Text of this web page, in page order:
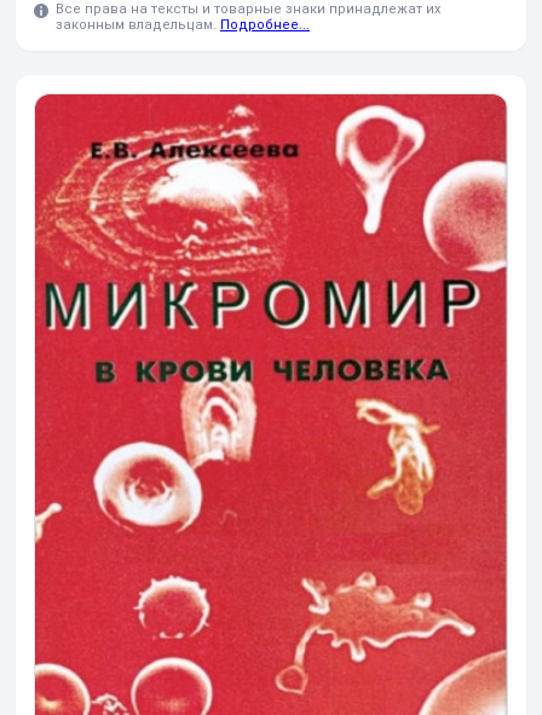
Все права на тексты и товарные знаки принадлежат их
законным владельцам. Подробнее...